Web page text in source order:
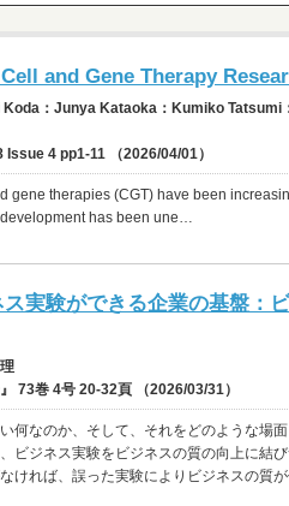
and Gene Therapy
：Junya Kataoka：Kumiko
Issue 4 pp1-11 （2026/04/01）
gene therapies (CGT) have been
has been une…
実験ができる企業の基盤：
73巻 4号 20-32頁 （2026/03/31）
何なのか、そして、それをどのような場
ビジネス実験をビジネスの質の向上に結
ければ、誤った実験によりビジネスの質